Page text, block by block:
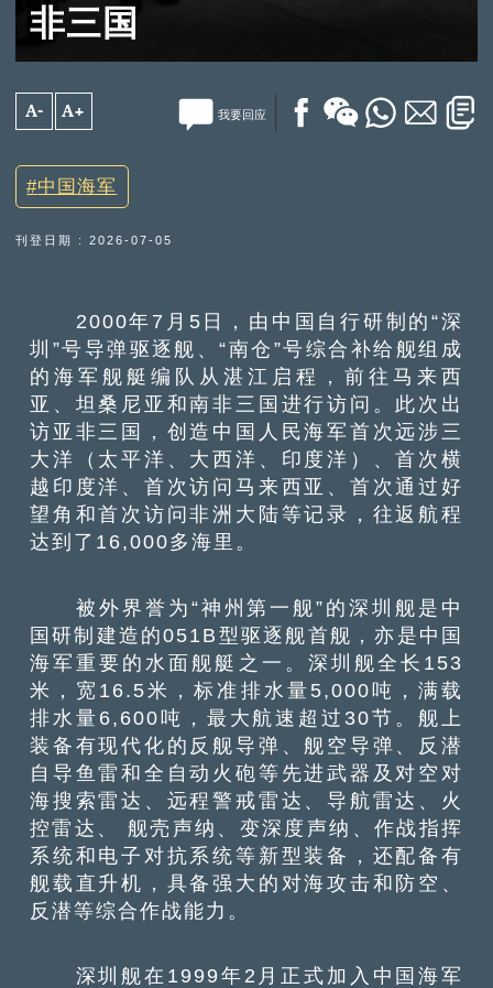
非三国
A- A+ 我要回应
中国海军
刊登日期 : 2026-07-05
2000年7月5日，由中国自行研制的“深
圳”号导弹驱逐舰、“南仓”号综合补给舰组成
的海军舰艇编队从湛江启程，前往马来西
亚、坦桑尼亚和南非三国进行访问。此次出
访亚非三国，创造中国人民海军首次远涉三
大洋（太平洋、大西洋、印度洋）、首次横
越印度洋、首次访问马来西亚、首次通过好
望角和首次访问非洲大陆等记录，往返航程
达到了16,000多海里。
被外界誉为“神州第一舰”的深圳舰是中
国研制建造的051B型驱逐舰首舰，亦是中国
海军重要的水面舰艇之一。深圳舰全长153
米，宽16.5米，标准排水量5,000吨，满载
排水量6,600吨，最大航速超过30节。舰上
装备有现代化的反舰导弹、舰空导弹、反潜
自导鱼雷和全自动火砲等先进武器及对空对
海搜索雷达、远程警戒雷达、导航雷达、火
控雷达、 舰壳声纳、变深度声纳、作战指挥
系统和电子对抗系统等新型装备，还配备有
舰载直升机，具备强大的对海攻击和防空、
反潜等综合作战能力。
深圳舰在1999年2月正式加入中国海军